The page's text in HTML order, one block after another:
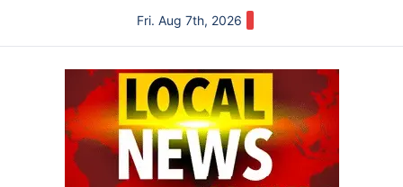
Fri. Aug 7th, 2026